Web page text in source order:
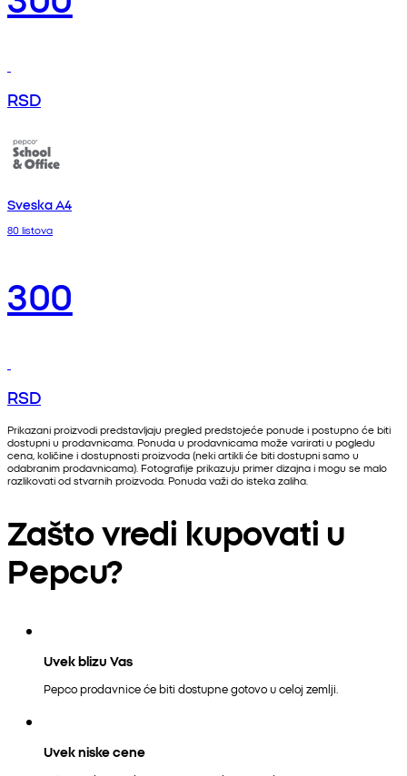
RSD
Sveska A4
80 listova
300
RSD
Prikazani proizvodi predstavljaju pregled predstojeće ponude i postupno će biti
dostupni u prodavnicama. Ponuda u prodavnicama može varirati u pogledu
cena, količine i dostupnosti proizvoda (neki artikli će biti dostupni samo u
odabranim prodavnicama). Fotografije prikazuju primer dizajna i mogu se malo
razlikovati od stvarnih proizvoda. Ponuda važi do isteka zaliha.
Zašto vredi kupovati u
Pepcu?
Uvek blizu Vas
Pepco prodavnice će biti dostupne gotovo u celoj zemlji.
Uvek niske cene